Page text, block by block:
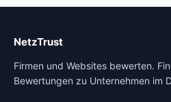
NetzTrust
Firmen und Websites bewerten.
Bewertungen zu Unternehmen im